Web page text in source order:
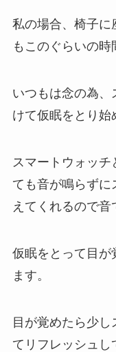
私の場合、椅子に
もこのぐらいの時
いつもは念の為
けて仮眠をとり始
スマートウォッチ
ても音が鳴らず
えてくれるので音
仮眠をとって目が
ます。
目が覚めたら少し
てリフレッシュし